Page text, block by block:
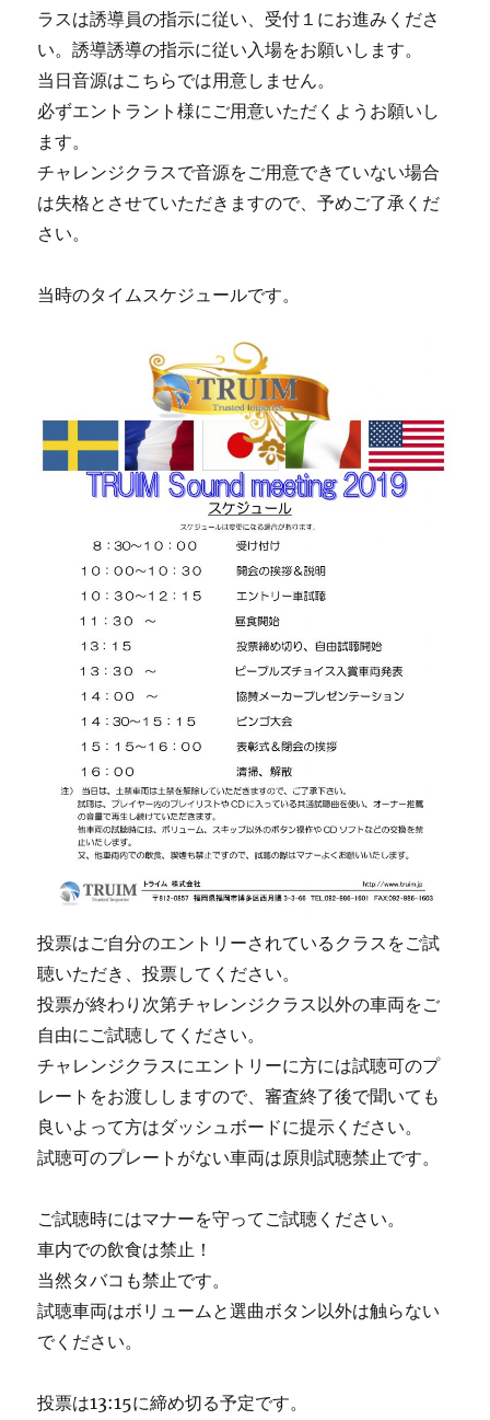
ラスは誘導員の指示に従い、受付１にお進みくださ
い。誘導誘導の指示に従い入場をお願いします。
当日音源はこちらでは用意しません。
必ずエントラント様にご用意いただくようお願いし
ます。
チャレンジクラスで音源をご用意できていない場合
は失格とさせていただきますので、予めご了承くだ
さい。
当時のタイムスケジュールです。
投票はご自分のエントリーされているクラスをご試
聴いただき、投票してください。
投票が終わり次第チャレンジクラス以外の車両をご
自由にご試聴してください。
チャレンジクラスにエントリーに方には試聴可のプ
レートをお渡ししますので、審査終了後で聞いても
良いよって方はダッシュボードに提示ください。
試聴可のプレートがない車両は原則試聴禁止です。
ご試聴時にはマナーを守ってご試聴ください。
車内での飲食は禁止！
当然タバコも禁止です。
試聴車両はボリュームと選曲ボタン以外は触らない
でください。
投票は13:15に締め切る予定です。